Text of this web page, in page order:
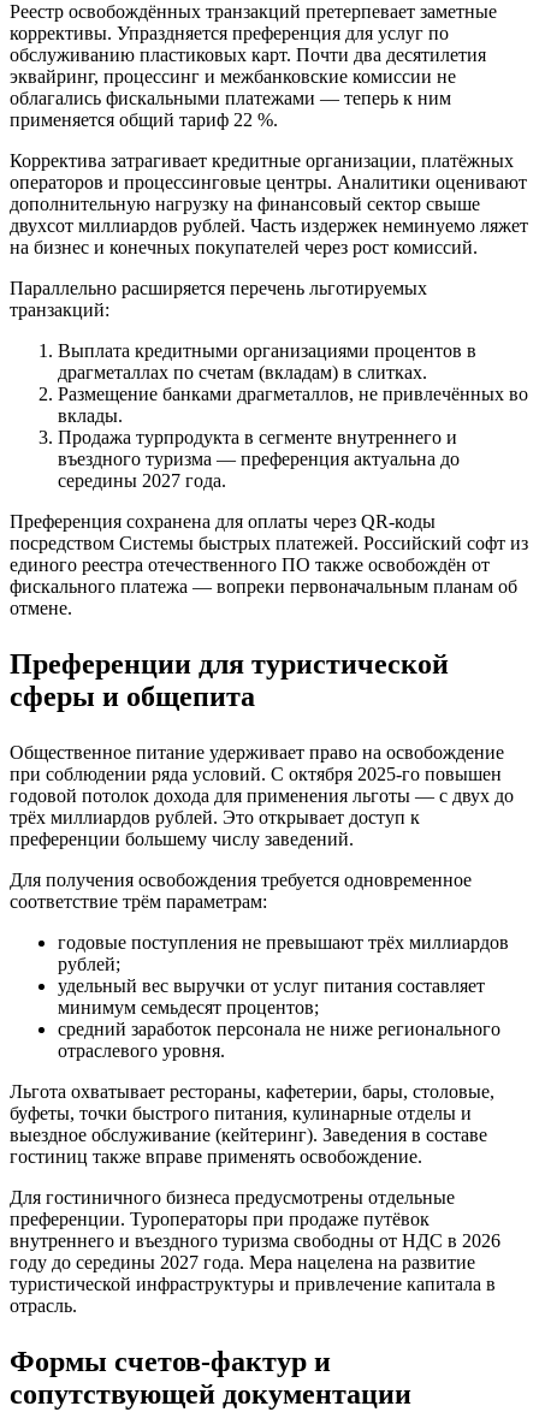
Реестр освобождённых транзакций претерпевает заметные
коррективы. Упраздняется преференция для услуг по
обслуживанию пластиковых карт. Почти два десятилетия
эквайринг, процессинг и межбанковские комиссии не
облагались фискальными платежами — теперь к ним
применяется общий тариф 22 %.
Корректива затрагивает кредитные организации, платёжных
операторов и процессинговые центры. Аналитики оценивают
дополнительную нагрузку на финансовый сектор свыше
двухсот миллиардов рублей. Часть издержек неминуемо ляжет
на бизнес и конечных покупателей через рост комиссий.
Параллельно расширяется перечень льготируемых
транзакций:
Выплата кредитными организациями процентов в
драгметаллах по счетам (вкладам) в слитках.
Размещение банками драгметаллов, не привлечённых во
вклады.
Продажа турпродукта в сегменте внутреннего и
въездного туризма — преференция актуальна до
середины 2027 года.
Преференция сохранена для оплаты через QR‑коды
посредством Системы быстрых платежей. Российский софт из
единого реестра отечественного ПО также освобождён от
фискального платежа — вопреки первоначальным планам об
отмене.
Преференции для туристической
сферы и общепита
Общественное питание удерживает право на освобождение
при соблюдении ряда условий. С октября 2025‑го повышен
годовой потолок дохода для применения льготы — с двух до
трёх миллиардов рублей. Это открывает доступ к
преференции большему числу заведений.
Для получения освобождения требуется одновременное
соответствие трём параметрам:
годовые поступления не превышают трёх миллиардов
рублей;
удельный вес выручки от услуг питания составляет
минимум семьдесят процентов;
средний заработок персонала не ниже регионального
отраслевого уровня.
Льгота охватывает рестораны, кафетерии, бары, столовые,
буфеты, точки быстрого питания, кулинарные отделы и
выездное обслуживание (кейтеринг). Заведения в составе
гостиниц также вправе применять освобождение.
Для гостиничного бизнеса предусмотрены отдельные
преференции. Туроператоры при продаже путёвок
внутреннего и въездного туризма свободны от НДС в 2026
году до середины 2027 года. Мера нацелена на развитие
туристической инфраструктуры и привлечение капитала в
отрасль.
Формы счетов‑фактур и
сопутствующей документации